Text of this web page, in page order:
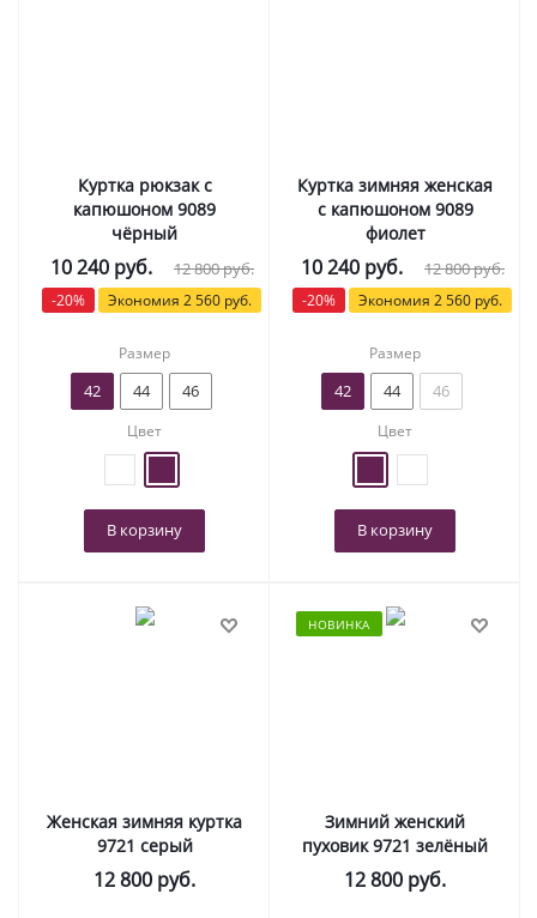
Куртка рюкзак с
капюшоном 9089
чёрный
10 240 руб. 12 800руб.
-20% Экономия 2 560 руб.
Размер
42 44 46
Цвет
В корзину
Куртка зимняя женская
с капюшоном 9089
фиолет
10 240 руб. 12 800руб.
-20% Экономия 2 560 руб.
Размер
42 44 46
Цвет
В корзину
Женская зимняя куртка
9721 серый
12 800 руб.
НОВИНКА
Зимний женский
пуховик 9721 зелёный
12 800 руб.